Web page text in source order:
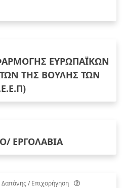
ΕΥΡΩΠΑΪΚΩΝ
ΤΗΣ ΒΟΥΛΗΣ ΤΩΝ
ΕΡΓΟΛΑΒΙΑ
/ Επιχορήγηση